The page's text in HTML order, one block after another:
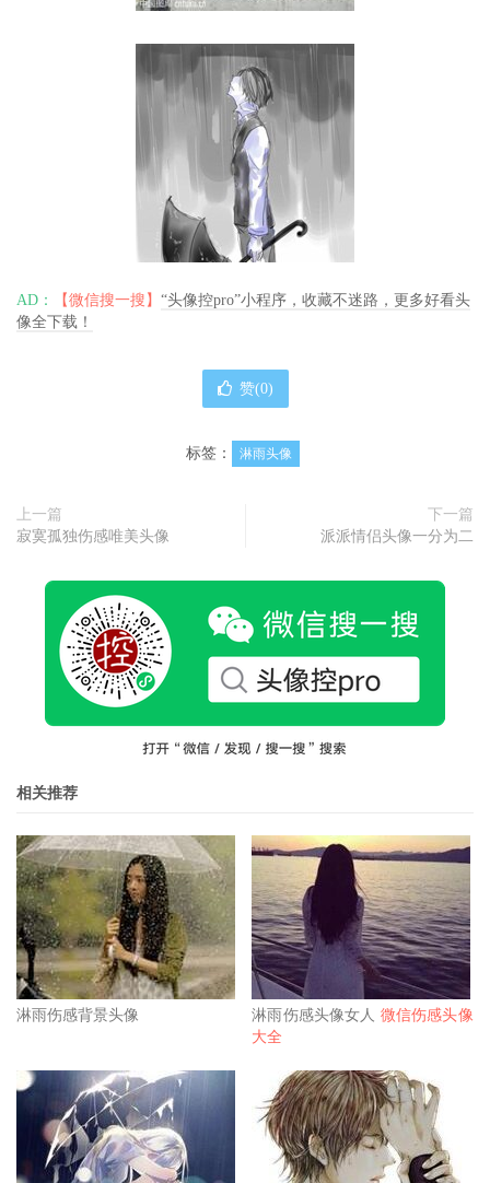
AD： 【微信搜一搜】 “头像控pro”小程序，收藏不迷路，更多好看头
像全下载！
赞(0)
标签： 淋雨头像
上一篇
寂寞孤独伤感唯美头像
下一篇
派派情侣头像一分为二
相关推荐
淋雨伤感背景头像 淋雨伤感头像女人 微信伤感头像
大全